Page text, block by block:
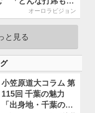
意味のある打席にし
！
オーロラビジョン
と見る
小笠原道大コラム 第
115回 千葉の魅力
「出身地・千葉の話